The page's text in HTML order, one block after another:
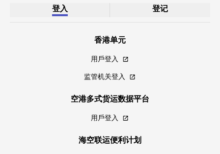
登入 登记
香港单元
用戶登入
监管机关登入
空港多式货运数据平台
用戶登入
海空联运便利计划